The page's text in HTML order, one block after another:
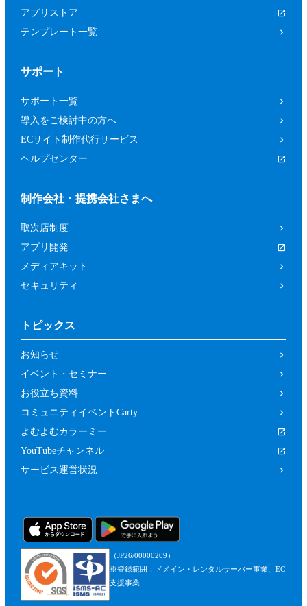
アプリストア
テンプレート一覧
サポート
サポート一覧
導入をご検討中の方へ
ECサイト制作代行サービス
ヘルプセンター
制作会社・提携会社さまへ
取次店制度
アプリ開発
メディアキット
セキュリティ
トピックス
お知らせ
イベント・セミナー
お役立ち資料
コミュニティイベントCarty
よむよむカラーミー
YouTubeチャンネル
サービス運営状況
（JP26/00000209）
※登録範囲：ドメイン・レンタルサーバー事業、EC
支援事業